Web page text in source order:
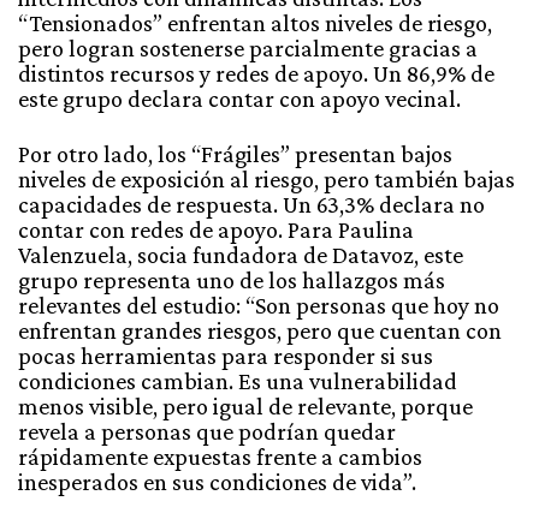
“Tensionados” enfrentan altos niveles de riesgo,
pero logran sostenerse parcialmente gracias a
distintos recursos y redes de apoyo. Un 86,9% de
este grupo declara contar con apoyo vecinal.
Por otro lado, los “Frágiles” presentan bajos
niveles de exposición al riesgo, pero también bajas
capacidades de respuesta. Un 63,3% declara no
contar con redes de apoyo. Para Paulina
Valenzuela, socia fundadora de Datavoz, este
grupo representa uno de los hallazgos más
relevantes del estudio: “Son personas que hoy no
enfrentan grandes riesgos, pero que cuentan con
pocas herramientas para responder si sus
condiciones cambian. Es una vulnerabilidad
menos visible, pero igual de relevante, porque
revela a personas que podrían quedar
rápidamente expuestas frente a cambios
inesperados en sus condiciones de vida”.